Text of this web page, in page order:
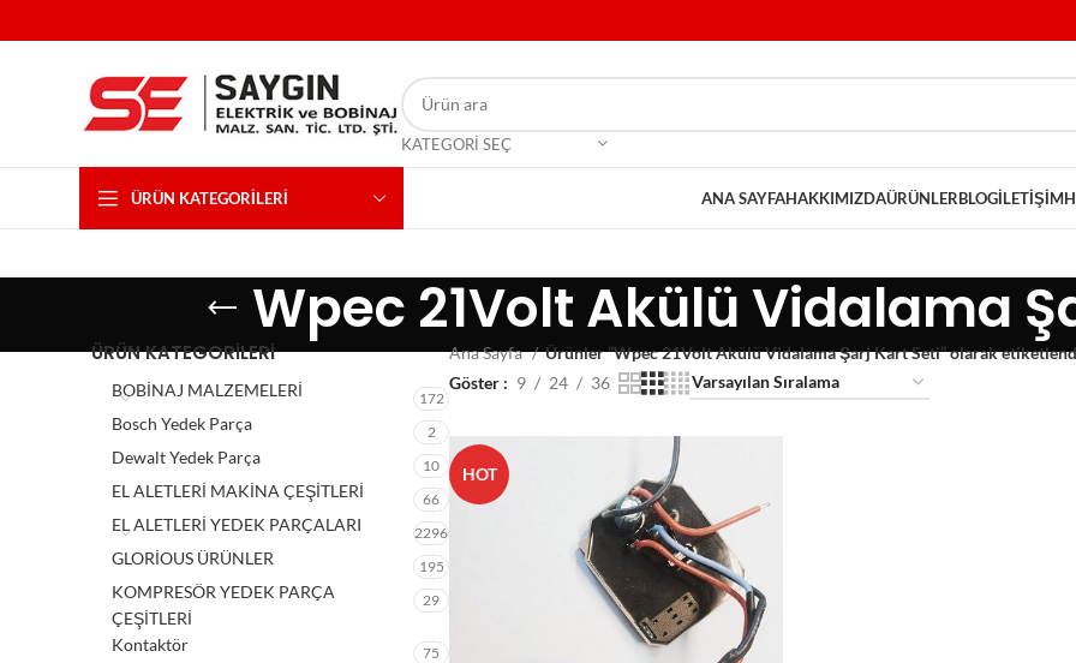
KATEGORI SEÇ
ÜRÜN KATEGORILERI ANA SAYFAHAKKIMIZDAÜRÜNLERBLOGİLETIŞIM
Wpec 21Volt Akülü Vidalama
ÜRÜN KATEGORILERI
BOBİNAJ MALZEMELERİ 172
Bosch Yedek Parça 2
Dewalt Yedek Parça 10
EL ALETLERİ MAKİNA ÇEŞİTLERİ 66
EL ALETLERİ YEDEK PARÇALARI 2296
GLORİOUS ÜRÜNLER 195
KOMPRESÖR YEDEK PARÇA
ÇEŞİTLERİ
29
Kontaktör 75
Ana Sayfa
Ürünler “Wpec 21Volt Akülü Vidalama Şarj Kart Seti” olarak
Göster
9 24 36
HOT